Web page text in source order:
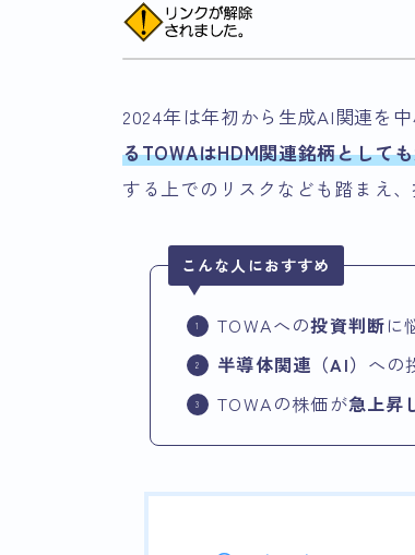
2024年は年初から生成AI関連を
るTOWAはHDM関連銘柄として
する上でのリスクなども踏まえ
こんな人におすすめ
TOWAへの投資判断に
半導体関連（AI） への
TOWAの株価が急上昇